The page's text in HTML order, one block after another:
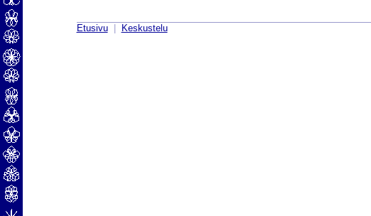
Etusivu| Keskustelu